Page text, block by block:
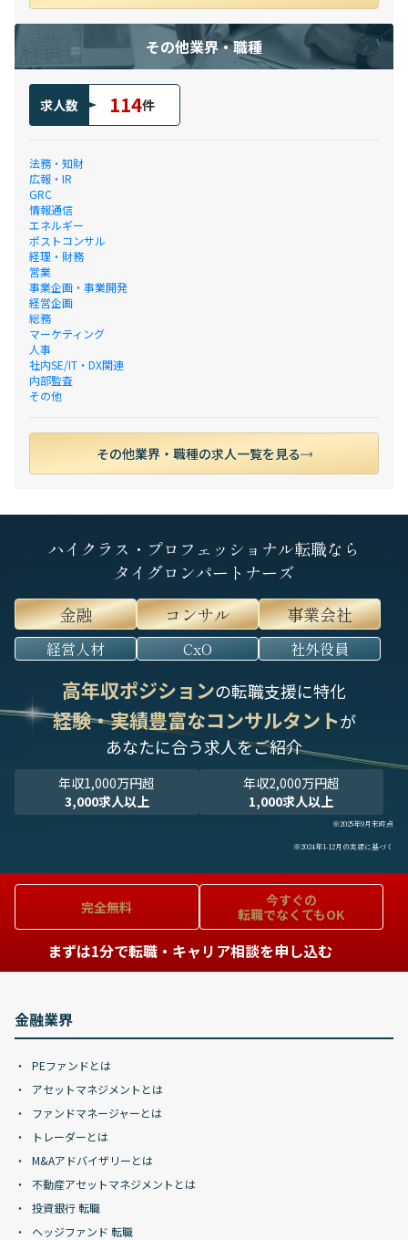
その他業界・職種
求人数 114件
法務・知財
広報・IR
GRC
情報通信
エネルギー
ポストコンサル
経理・財務
営業
事業企画・事業開発
経営企画
総務
マーケティング
人事
社内SE/IT・DX関連
内部監査
その他
その他業界・職種の求人一覧を見る
ハイクラス・プロフェッショナル転職なら
タイグロンパートナーズ
金融
コンサル 事業会社
経営人材 CxO 社外役員
高年収ポジションの転職支援に特化
経験・実績豊富なコンサルタントが
あなたに合う求人をご紹介
年収1,000万円超
3,000求人以上
年収2,000万円超
1,000求人以上
※2025年9月末時点
※2024年1-12月の実績に基づく
完全無料
今すぐの
転職でなくてもOK
まずは1分で転職・キャリア相談を申し込む
金融業界
PEファンドとは
アセットマネジメントとは
ファンドマネージャーとは
トレーダーとは
M&Aアドバイザリーとは
不動産アセットマネジメントとは
投資銀行 転職
ヘッジファンド 転職